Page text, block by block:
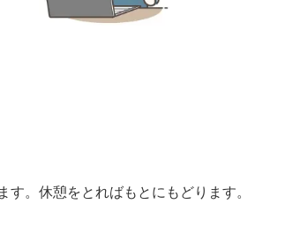
。休憩をとればもとにもどります。